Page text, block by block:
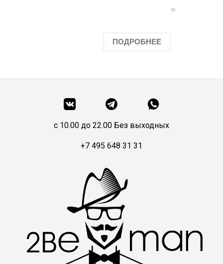
(0)
ПОДРОБНЕЕ
c 10.00 до 22.00 Без выходных
+7 495 648 31 31